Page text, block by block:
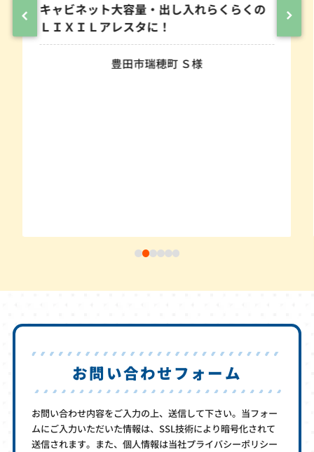
キャビネット大容量・出し入れらくらくの
ＬＩＸＩＬアレスタに！
豊田市瑞穂町 Ｓ様
お問い合わせフォーム
お問い合わせ内容をご入力の上、送信して下さい。当フォー
ムにご入力いただいた情報は、SSL技術により暗号化されて
送信されます。また、個人情報は当社プライバシーポリシー